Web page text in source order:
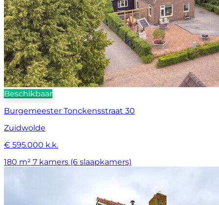
Beschikbaar
Burgemeester Tonckensstraat 30
Zuidwolde
€ 595.000 k.k.
180 m² 7 kamers (6 slaapkamers)